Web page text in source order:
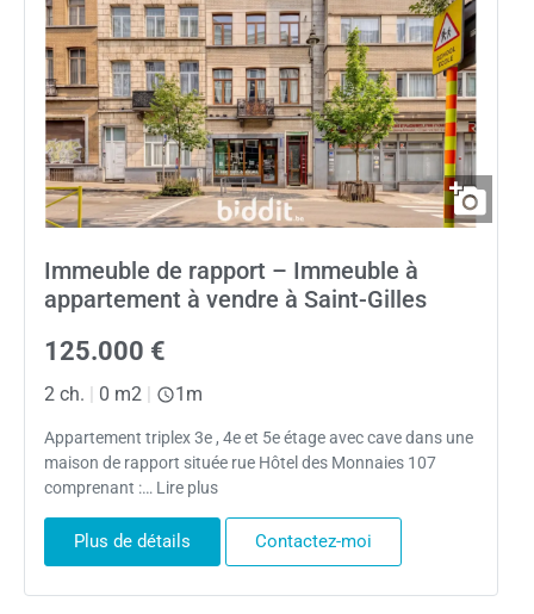
Immeuble de rapport – Immeuble à
appartement à vendre à Saint-Gilles
125.000 €
2 ch. | 0 m2 | 1m
Appartement triplex 3e , 4e et 5e étage avec cave dans une
maison de rapport située rue Hôtel des Monnaies 107
comprenant :… Lire plus
Plus de détails Contactez-moi